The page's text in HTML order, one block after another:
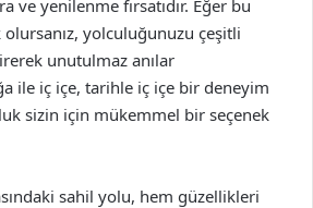
ve yenilenme fırsatıdır. Eğer bu
yolculuğunuzu çeşitli
unutulmaz anılar
ile iç içe, tarihle iç içe bir deneyim
sizin için mükemmel bir seçenek
sahil yolu, hem güzellikleri